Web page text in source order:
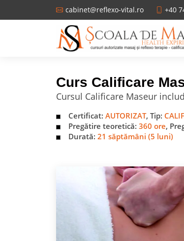
cabinet@reflexo-vital.ro +40
Curs Calificare
Cursul Calificare Maseur
Certificat: AUTORIZAT, Tip:
Pregătire teoretică: 360 ore,
Durată: 21 săptămâni (5 luni)